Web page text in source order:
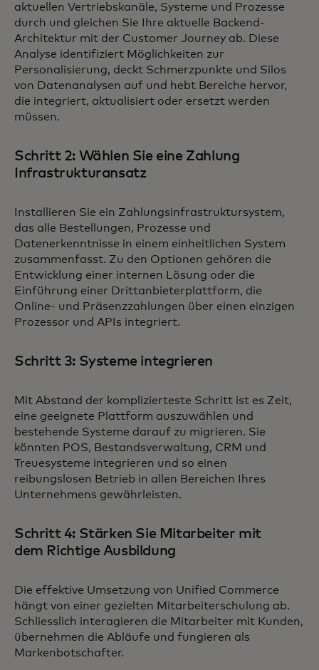
aktuellen Vertriebskanäle, Systeme und Prozesse
durch und gleichen Sie Ihre aktuelle Backend-
Architektur mit der Customer Journey ab. Diese
Analyse identifiziert Möglichkeiten zur
Personalisierung, deckt Schmerzpunkte und Silos
von Datenanalysen auf und hebt Bereiche hervor,
die integriert, aktualisiert oder ersetzt werden
müssen.
Schritt 2: Wählen Sie eine Zahlung
Infrastrukturansatz
Installieren Sie ein Zahlungsinfrastruktursystem,
das alle Bestellungen, Prozesse und
Datenerkenntnisse in einem einheitlichen System
zusammenfasst. Zu den Optionen gehören die
Entwicklung einer internen Lösung oder die
Einführung einer Drittanbieterplattform, die
Online- und Präsenzzahlungen über einen einzigen
Prozessor und APIs integriert.
Schritt 3: Systeme integrieren
Mit Abstand der komplizierteste Schritt ist es Zeit,
eine geeignete Plattform auszuwählen und
bestehende Systeme darauf zu migrieren. Sie
könnten POS, Bestandsverwaltung, CRM und
Treuesysteme integrieren und so einen
reibungslosen Betrieb in allen Bereichen Ihres
Unternehmens gewährleisten.
Schritt 4: Stärken Sie Mitarbeiter mit
dem Richtige Ausbildung
Die effektive Umsetzung von Unified Commerce
hängt von einer gezielten Mitarbeiterschulung ab.
Schliesslich interagieren die Mitarbeiter mit Kunden,
übernehmen die Abläufe und fungieren als
Markenbotschafter.